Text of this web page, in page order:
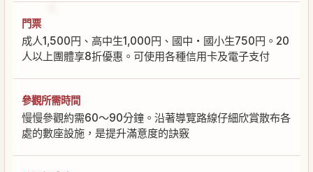
門票
成人1,500円、高中生1,000円、國中・國小生750円。20
人以上團體享8折優惠。可使用各種信用卡及電子支付
參觀所需時間
慢慢參觀約需60～90分鐘。沿著導覽路線仔細欣賞散布各
處的數座設施，是提升滿意度的訣竅